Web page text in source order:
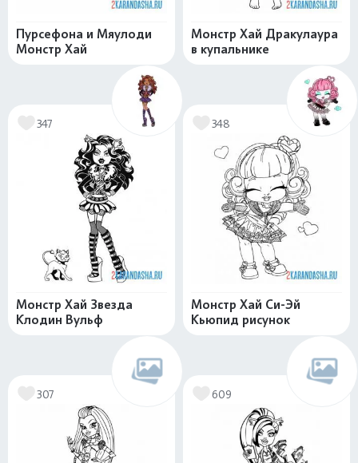
Пурсефона и Мяулоди
Монстр Хай
Монстр Хай Дракулаура
в купальнике
347
Монстр Хай Звезда
Клодин Вульф
348
Монстр Хай Си-Эй
Кьюпид рисунок
307 609